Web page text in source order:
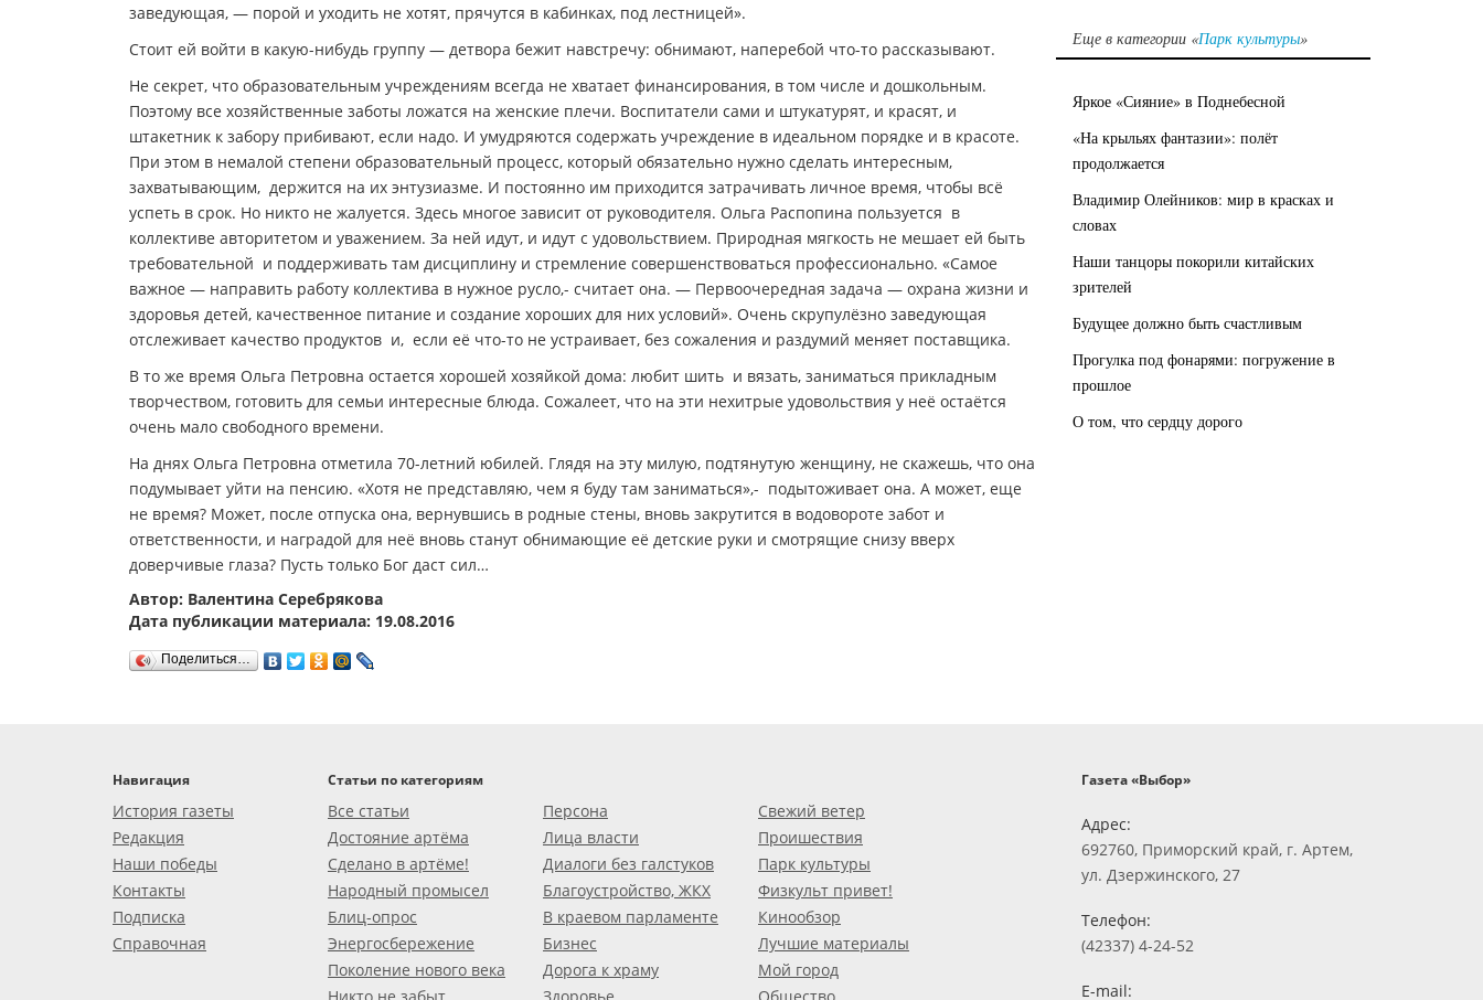
заведующая, — порой и уходить не хотят, прячутся в кабинках, под лестницей».
Стоит ей войти в какую-нибудь группу — детвора бежит навстречу: обнимают, наперебой что-то рассказывают.
Не секрет, что образовательным учреждениям всегда не хватает финансирования, в том числе и дошкольным.
Поэтому все хозяйственные заботы ложатся на женские плечи. Воспитатели сами и штукатурят, и красят, и
штакетник к забору прибивают, если надо. И умудряются содержать учреждение в идеальном порядке и в красоте.
При этом в немалой степени образовательный процесс, который обязательно нужно сделать интересным,
захватывающим, держится на их энтузиазме. И постоянно им приходится затрачивать личное время, чтобы всё
успеть в срок. Но никто не жалуется. Здесь многое зависит от руководителя. Ольга Распопина пользуется в
коллективе авторитетом и уважением. За ней идут, и идут с удовольствием. Природная мягкость не мешает ей быть
требовательной и поддерживать там дисциплину и стремление совершенствоваться профессионально. «Самое
важное — направить работу коллектива в нужное русло,- считает она. — Первоочередная задача — охрана жизни и
здоровья детей, качественное питание и создание хороших для них условий». Очень скрупулёзно заведующая
отслеживает качество продуктов и, если её что-то не устраивает, без сожаления и раздумий меняет поставщика.
В то же время Ольга Петровна остается хорошей хозяйкой дома: любит шить и вязать, заниматься прикладным
творчеством, готовить для семьи интересные блюда. Сожалеет, что на эти нехитрые удовольствия у неё остаётся
очень мало свободного времени.
На днях Ольга Петровна отметила 70-летний юбилей. Глядя на эту милую, подтянутую женщину, не скажешь, что она
подумывает уйти на пенсию. «Хотя не представляю, чем я буду там заниматься»,- подытоживает она. А может, еще
не время? Может, после отпуска она, вернувшись в родные стены, вновь закрутится в водовороте забот и
ответственности, и наградой для неё вновь станут обнимающие её детские руки и смотрящие снизу вверх
доверчивые глаза? Пусть только Бог даст сил…
Автор: Валентина Серебрякова
Дата публикации материала: 19.08.2016
Поделиться…
Еще в категории «Парк культуры»
Яркое «Сияние» в Поднебесной
«На крыльях фантазии»: полёт
продолжается
Владимир Олейников: мир в красках и
словах
Наши танцоры покорили китайских
зрителей
Будущее должно быть счастливым
Прогулка под фонарями: погружение в
прошлое
О том, что сердцу дорого
Навигация
История газеты
Редакция
Наши победы
Контакты
Подписка
Справочная
Статьи по категориям
Все статьи
Достояние артёма
Сделано в артёме!
Народный промысел
Блиц-опрос
Энергосбережение
Поколение нового века
Персона
Лица власти
Диалоги без галстуков
Благоустройство, ЖКХ
В краевом парламенте
Бизнес
Дорога к храму
Свежий ветер
Проишествия
Парк культуры
Физкульт привет!
Кинообзор
Лучшие материалы
Мой город
Газета «Выбор»
Адрес:
692760, Приморский край, г. Артем,
ул. Дзержинского, 27
Телефон:
(42337) 4-24-52
E-mail: